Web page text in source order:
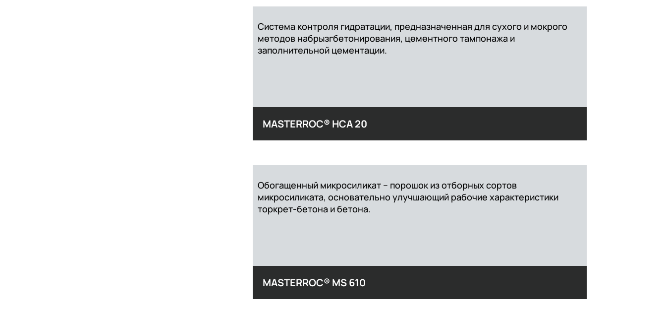
MASTERROC® HCA 20
Система контроля гидратации, предназначенная для сухого и мокрого
методов набрызгбетонирования, цементного тампонажа и
заполнительной цементации.
MASTERROC® MS 610
Обогащенный микросиликат – порошок из отборных сортов
микросиликата, основательно улучшающий рабочие характеристики
торкрет-бетона и бетона.